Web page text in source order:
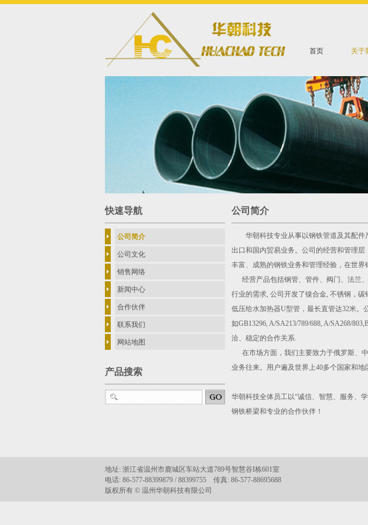
首页 关于
快速导航
公司简介
公司文化
销售网络
新闻中心
合作伙伴
联系我们
网站地图
产品搜索
公司简介
华朝科技专业从事以钢铁管道及其配件
出口和国内贸易业务。公司的经营和管理
丰富、成熟的钢铁业务和管理经验，在世界
经营产品包括钢管、管件、阀门、法兰
行业的需求, 公司开发了镍合金, 不锈钢，
低压给水加热器U型管，最长直管达32米。
如GB13296, A/SA213/789/688, A/SA268/
洽、稳定的合作关系.
在市场方面，我们主要致力于俄罗斯、中
业务往来。用户遍及世界上40多个国家和
华朝科技全体员工以“诚信、智慧、服务、
钢铁桥梁和专业的合作伙伴！
地址: 浙江省温州市鹿城区车站大道789号智慧谷I栋601室
电话: 86-577-88399879 / 88399755 传真: 86-577-88695688
版权所有 © 温州华朝科技有限公司